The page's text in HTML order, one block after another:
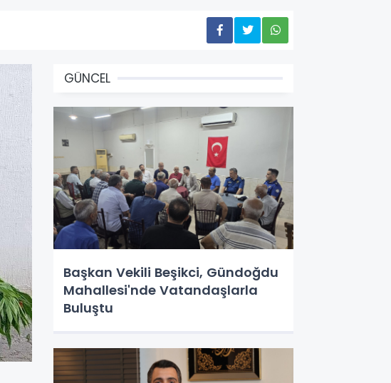
GÜNCEL
Başkan Vekili Beşikci, Gündoğdu
Mahallesi'nde Vatandaşlarla
Buluştu